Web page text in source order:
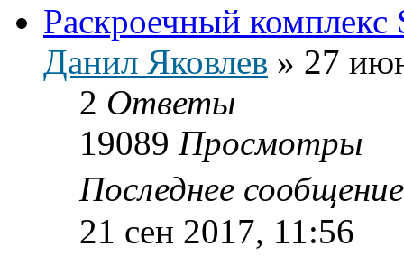
Раскроечный комплекс
Данил Яковлев » 27
2 Ответы
19089 Просмотры
Последнее
21 сен 2017, 11:56